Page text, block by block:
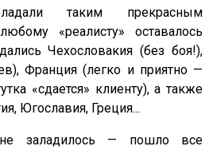
таким прекрасным
«реалисту» оставалось
Чехословакия (без боя!),
Франция (легко и приятно —
«сдается» клиенту), а также
Югославия, Греция...
заладилось — пошло все